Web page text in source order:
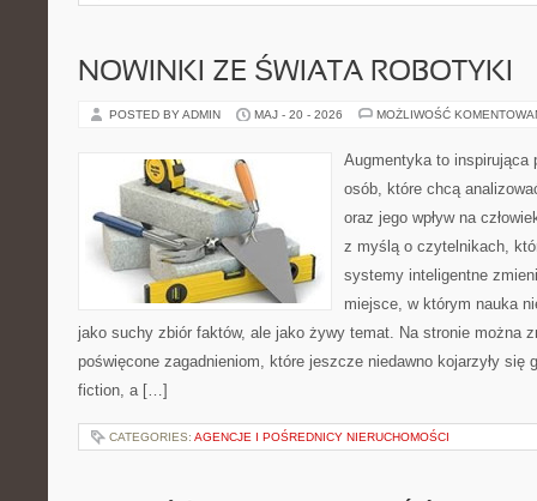
NOWINKI ZE ŚWIATA ROBOTYKI
POSTED BY ADMIN MAJ - 20 - 2026 MOŻLIWOŚĆ
Augmentyka to inspirująca
osób, które chcą
oraz jego wpływ na
z myślą o czytelnikach,
systemy inteligentne
miejsce, w którym nauka
jako suchy zbiór faktów, ale jako żywy temat. Na stronie można
poświęcone zagadnieniom, które jeszcze niedawno kojarzyły się
fiction, a […]
CATEGORIES: AGENCJE I POŚREDNICY NIERUCHOMOŚCI